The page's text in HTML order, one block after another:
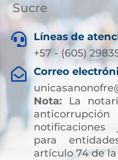
Sucre

Líneas de
+57 - (605)

Correo
Nota: La
para
artículo 74 de la